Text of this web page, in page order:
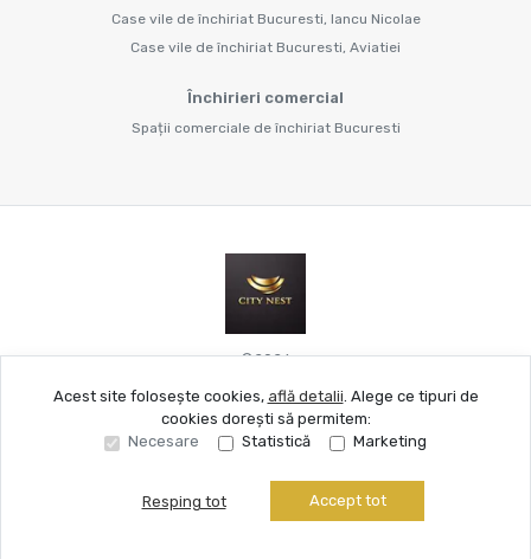
Case vile de închiriat Bucuresti, Iancu Nicolae
Case vile de închiriat Bucuresti, Aviatiei
Închirieri comercial
Spații comerciale de închiriat Bucuresti
©2026
Site creat în
Acest site folosește cookies, află detalii. Alege ce tipuri de
cookies dorești să permitem:
Necesare
Statistică Marketing
Resping tot Accept tot